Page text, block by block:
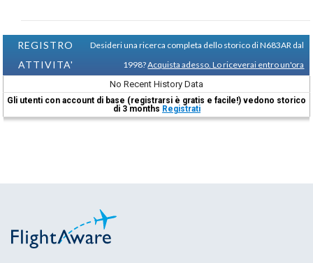
REGISTRO
ATTIVITA'
Desideri una ricerca completa dello storico di N683AR dal
1998?Acquista adesso. Lo riceverai entro un'ora
No Recent History Data
Gli utenti con account di base (registrarsi è gratis e facile!) vedono storico
di 3 months Registrati